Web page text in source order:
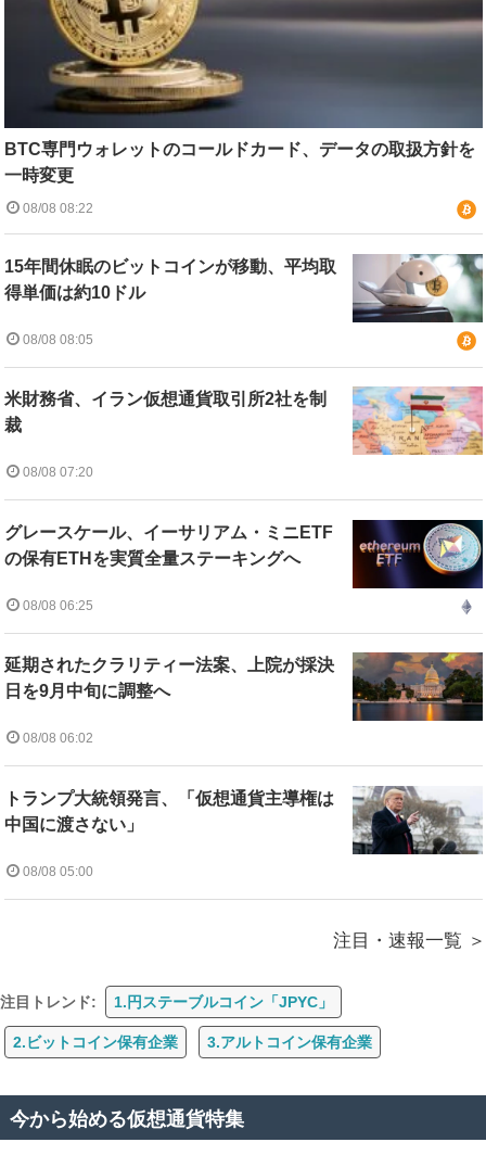
BTC専門ウォレットのコールドカード、データの取扱方針を
一時変更
08/08 08:22
15年間休眠のビットコインが移動、平均取
得単価は約10ドル
08/08 08:05
米財務省、イラン仮想通貨取引所2社を制
裁
08/08 07:20
グレースケール、イーサリアム・ミニETF
の保有ETHを実質全量ステーキングへ
08/08 06:25
延期されたクラリティー法案、上院が採決
日を9月中旬に調整へ
08/08 06:02
トランプ大統領発言、「仮想通貨主導権は
中国に渡さない」
08/08 05:00
注目・速報一覧
注目トレンド: 1.円ステーブルコイン「JPYC」
2.ビットコイン保有企業 3.アルトコイン保有企業
今から始める仮想通貨特集